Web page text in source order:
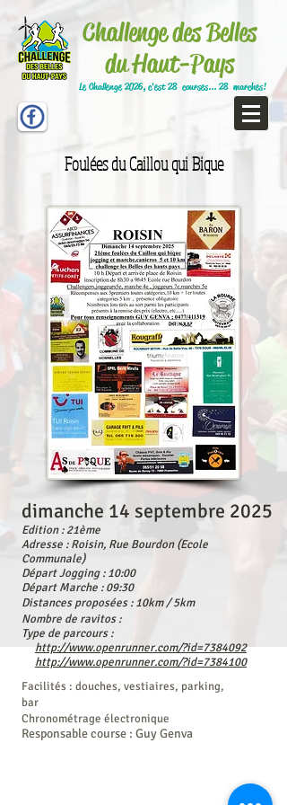
Challenge des Belles
du Haut-Pays
Le Challenge 2026, c'est 28 courses... 28 marches!
Foulées du Caillou qui Bique
dimanche 14 septembre 2025
Edition : 21ème
Adresse : Roisin, Rue Bourdon (Ecole
Communale)
Départ Jogging : 10:00
Départ Marche : 09:30
Distances proposées : 10km / 5km
Nombre de ravitos :
Type de parcours :
http://www.openrunner.com/?id=7384092
http://www.openrunner.com/?id=7384100
Responsable course : Guy Genva
Facilités : douches, vestiaires, parking,
bar
Chronométrage électronique